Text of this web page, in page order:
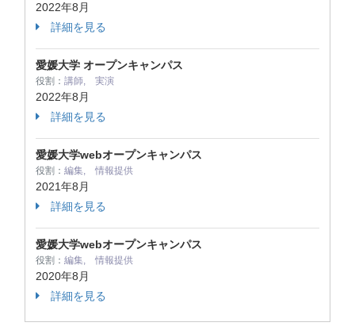
2022年8月
詳細を見る
愛媛大学 オープンキャンパス
役割： 講師, 実演
2022年8月
詳細を見る
愛媛大学webオープンキャンパス
役割： 編集, 情報提供
2021年8月
詳細を見る
愛媛大学webオープンキャンパス
役割： 編集, 情報提供
2020年8月
詳細を見る